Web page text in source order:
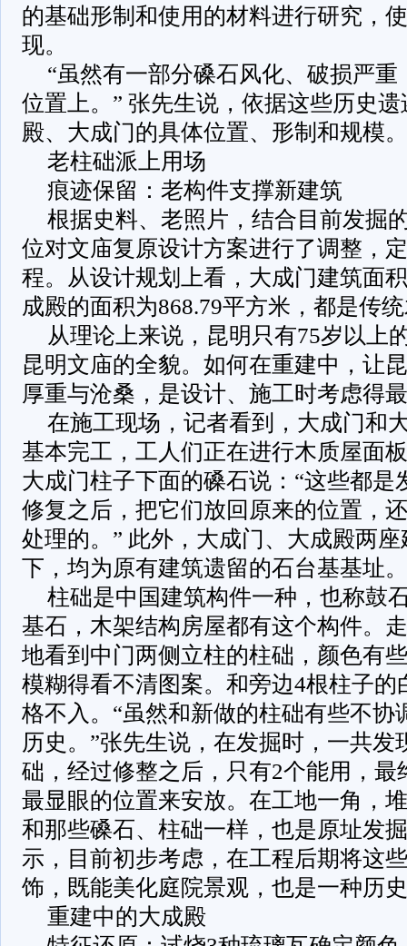
的基础形制和使用的材料进行研究，
现。
“虽然有一部分磉石风化、破损严
位置上。” 张先生说，依据这些历史
殿、大成门的具体位置、形制和规模。
老柱础派上用场
痕迹保留：老构件支撑新建筑
根据史料、老照片，结合目前发掘
位对文庙复原设计方案进行了调整，
程。从设计规划上看，大成门建筑面
成殿的面积为868.79平方米，都是传
从理论上来说，昆明只有75岁以上
昆明文庙的全貌。如何在重建中，让
厚重与沧桑，是设计、施工时考虑得
在施工现场，记者看到，大成门和
基本完工，工人们正在进行木质屋面
大成门柱子下面的磉石说：“这些都是
修复之后，把它们放回原来的位置，
处理的。” 此外，大成门、大成殿两
下，均为原有建筑遗留的石台基基址。
柱础是中国建筑构件一种，也称鼓
基石，木架结构房屋都有这个构件。
地看到中门两侧立柱的柱础，颜色有
模糊得看不清图案。和旁边4根柱子的
格不入。“虽然和新做的柱础有些不协
历史。”张先生说，在发掘时，一共发
础，经过修整之后，只有2个能用，最
最显眼的位置来安放。在工地一角，
和那些磉石、柱础一样，也是原址发
示，目前初步考虑，在工程后期将这
饰，既能美化庭院景观，也是一种历
重建中的大成殿